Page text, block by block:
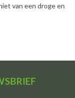
van een droge en